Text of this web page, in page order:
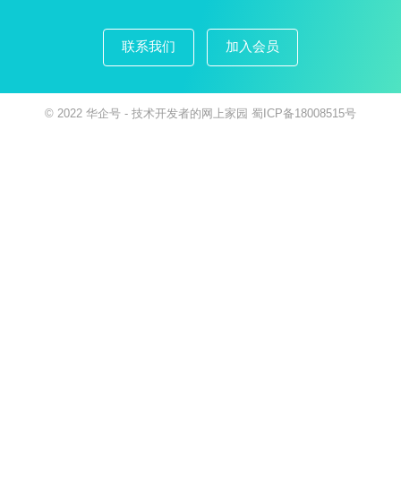
联系我们 加入会员
© 2022 华企号 - 技术开发者的网上家园 蜀ICP备18008515号